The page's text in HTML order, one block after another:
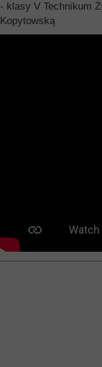
- klasy V Technikum
Kopytowską